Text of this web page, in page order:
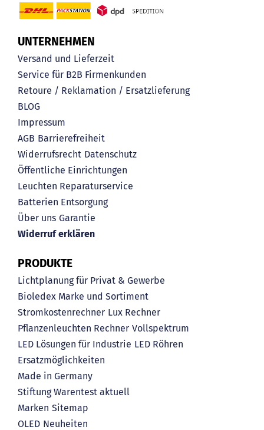
UNTERNEHMEN
Versand und Lieferzeit
Service für B2B Firmenkunden
Retoure / Reklamation / Ersatzlieferung
BLOG
Impressum
AGB Barrierefreiheit
Widerrufsrecht Datenschutz
Öffentliche Einrichtungen
Leuchten Reparaturservice
Batterien Entsorgung
Über uns Garantie
Widerruf erklären
PRODUKTE
Lichtplanung für Privat & Gewerbe
Bioledex Marke und Sortiment
Stromkostenrechner Lux Rechner
Pflanzenleuchten Rechner Vollspektrum
LED Lösungen für Industrie LED Röhren
Ersatzmöglichkeiten
Made in Germany
Stiftung Warentest aktuell
Marken Sitemap
OLED Neuheiten